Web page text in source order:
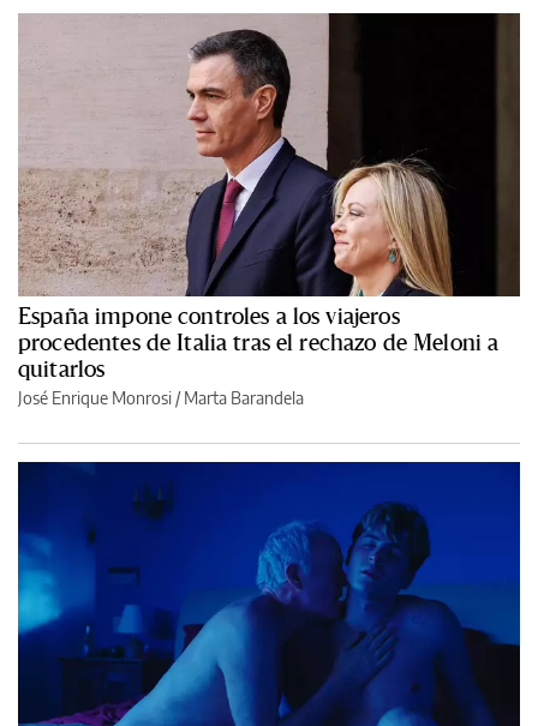
España impone controles a los viajeros
procedentes de Italia tras el rechazo de Meloni a
quitarlos
José Enrique Monrosi / Marta Barandela